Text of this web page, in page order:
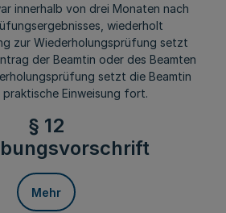
innerhalb von drei Monaten nach
wiederholt
zur Wiederholungsprüfung setzt
der Beamtin oder des Beamten
setzt die Beamtin
Einweisung fort.
§ 12
Mehr